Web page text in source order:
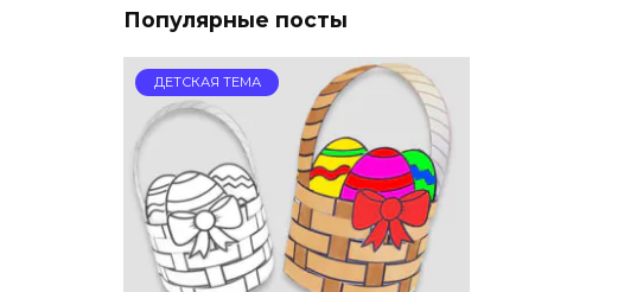
Популярные посты
ДЕТСКАЯ ТЕМА